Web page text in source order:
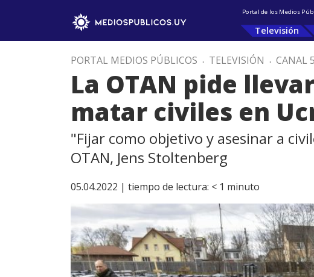
Portal de los Medios
Televisión
PORTAL MEDIOS PÚBLICOS . TELEVISIÓN . CANAL 5
La OTAN pide
matar civiles en
"Fijar como objetivo y asesinar a
OTAN, Jens Stoltenberg
05.04.2022 | tiempo de lectura: < 1 minuto